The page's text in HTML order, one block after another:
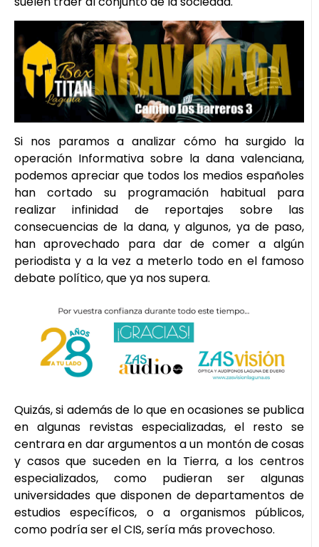
Si nos paramos a analizar cómo ha surgido la
operación Informativa sobre la dana valenciana,
podemos apreciar que todos los medios españoles
han cortado su programación habitual para
realizar infinidad de reportajes sobre las
consecuencias de la dana, y algunos, ya de paso,
han aprovechado para dar de comer a algún
periodista y a la vez a meterlo todo en el famoso
debate político, que ya nos supera.
Quizás, si además de lo que en ocasiones se publica
en algunas revistas especializadas, el resto se
centrara en dar argumentos a un montón de cosas
y casos que suceden en la Tierra, a los centros
especializados, como pudieran ser algunas
universidades que disponen de departamentos de
estudios específicos, o a organismos públicos,
como podría ser el CIS, sería más provechoso.